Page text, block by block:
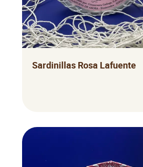
Sardinillas Rosa Lafuente